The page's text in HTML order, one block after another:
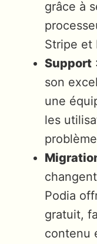
grâce à
Stripe et
Support
son
une
les
Podia
gratuit,
contenu